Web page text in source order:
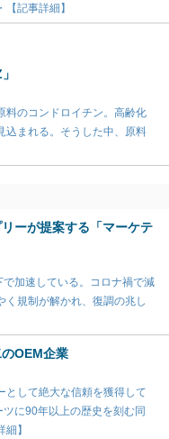
記事詳細】
料のコンドロイチン。高齢化
込まれる。そうした中、原料
ーが提案する「マーケテ
加速している。コロナ禍で減
く規制が解かれ、復調の兆し
OEM企業
として絶大な信頼を獲得して
に90年以上の歴史を刻む同
】